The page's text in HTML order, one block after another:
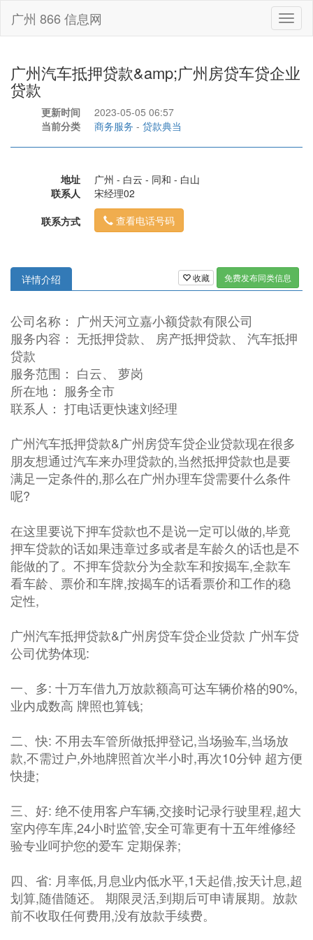
广州 866 信息网
广州汽车抵押贷款&amp;广州房贷车贷企业
贷款
更新时间
2023-05-05 06:57
当前分类
商务服务 - 贷款典当
地址
广州 - 白云 - 同和 - 白山
联系人
宋经理02
联系方式
查看电话号码
收藏 免费发布同类信息
详情介绍
公司名称： 广州天河立嘉小额贷款有限公司
服务内容： 无抵押贷款、 房产抵押贷款、 汽车抵押
贷款
服务范围： 白云、 萝岗
所在地： 服务全市
联系人： 打电话更快速刘经理
广州汽车抵押贷款&广州房贷车贷企业贷款现在很多
朋友想通过汽车来办理贷款的,当然抵押贷款也是要
满足一定条件的,那么在广州办理车贷需要什么条件
呢?
在这里要说下押车贷款也不是说一定可以做的,毕竟
押车贷款的话如果违章过多或者是车龄久的话也是不
能做的了。不押车贷款分为全款车和按揭车,全款车
看车龄、票价和车牌,按揭车的话看票价和工作的稳
定性,
广州汽车抵押贷款&广州房贷车贷企业贷款 广州车贷
公司优势体现:
一、多: 十万车借九万放款额高可达车辆价格的90%,
业内成数高 牌照也算钱;
二、快: 不用去车管所做抵押登记,当场验车,当场放
款,不需过户,外地牌照首次半小时,再次10分钟 超方便
快捷;
三、好: 绝不使用客户车辆,交接时记录行驶里程,超大
室内停车库,24小时监管,安全可靠更有十五年维修经
验专业呵护您的爱车 定期保养;
四、省: 月率低,月息业内低水平,1天起借,按天计息,超
划算,随借随还。 期限灵活,到期后可申请展期。放款
前不收取任何费用,没有放款手续费。